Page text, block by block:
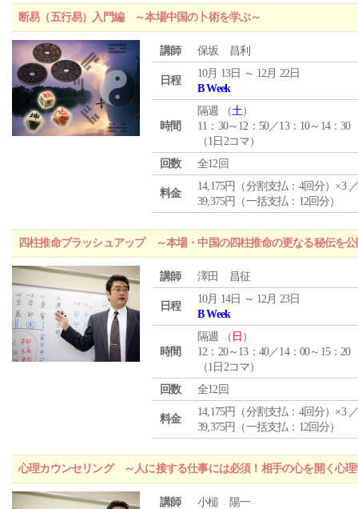
断易（五行易）入門編 ～本場中国の卜術を学ぶ～
講師 保坂 昌利
日程
10月 13日 ～ 12月 22日
B Week
時間
隔週 （土）
11：30～12：50／13：10～14：30
（1日2コマ）
回数
全12回
料金
14,175円（分割支払：4回分）×3
39,375円（一括支払：12回分）
四柱推命ブラッシュアップ ～本場・中国の四柱推命の更なる秘伝を
講師 澤田 昌征
日程
10月 14日 ～ 12月 23日
B Week
時間
隔週 （ 日 ）
12：20～13：40／14：00～15：20
（1日2コマ）
回数
全12回
料金
14,175円（分割支払：4回分）×3
39,375円（一括支払：12回分）
心理カウンセリング ～人に接する仕事には必須！相手の心を開く心理
講師 小槌 陽一